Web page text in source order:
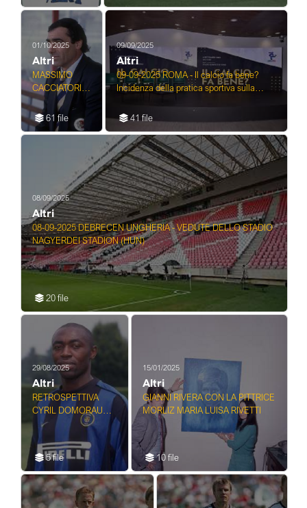
01/10/2025
Altri
MASSIMO
CACCIATORI
ALLENATORE
ASCOLI
CALCIO
61 file
09/09/2025
Altri
09-09-2025 ROMA - Il calcio fa bene?
Incidenza della pratica sportiva sulla
41 file
08/09/2025
Altri
08-09-2025 DEBRECEN UNGHERIA - VEDUTE DELLO STADIO
NAGYERDEI STADION (HUN)
20 file
29/08/2025
Altri
RETROSPETTIVA
CYRIL DOMORAUD
CALCIATORE
5 file
15/01/2025
Altri
GIANNI RIVERA CON LA PITTRICE
MORLIZ MARIA LUISA RIVETTI
10 file